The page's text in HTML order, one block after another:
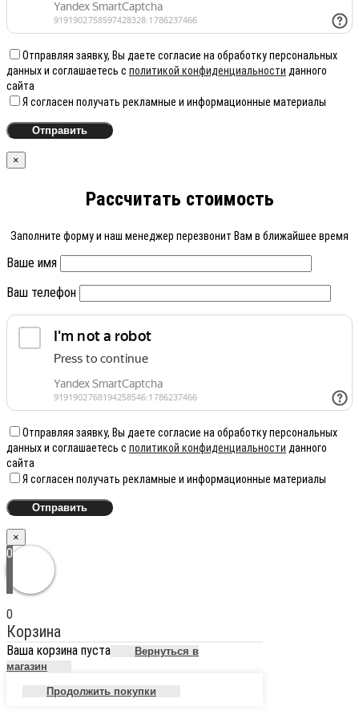
Отправляя заявку, Вы даете согласие на обработку персональных
данных и соглашаетесь с политикой конфиденциальности данного
сайта
Я согласен получать рекламные и информационные материалы
×
Рассчитать стоимость
Заполните форму и наш менеджер перезвонит Вам в ближайшее время
Ваше имя
Ваш телефон
Отправляя заявку, Вы даете согласие на обработку персональных
данных и соглашаетесь с политикой конфиденциальности данного
сайта
Я согласен получать рекламные и информационные материалы
×
0
0
Корзина
Ваша корзина пуста
Вернуться в
магазин
Продолжить покупки